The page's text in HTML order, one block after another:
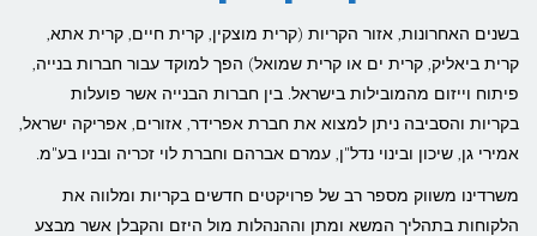
בשנים האחרונות, אזור הקריות (קרית מוצקין, קרית חיים, קרית אתא,
קרית ביאליק, קרית ים או קרית שמואל) הפך למוקד עבור חברות בנייה,
פיתוח וייזום מהמובילות בישראל. בין חברות הבנייה אשר פועלות
בקריות והסביבה ניתן למצוא את חברת אפרידר, אזורים, אפריקה ישראל,
אמירי גן, שיכון ובינוי נדל"ן, עמרם אברהם וחברת לוי זכריה ובניו בע"מ.
משרדינו משווק מספר רב של פרויקטים חדשים בקריות ומלווה את
הלקוחות בתהליך המשא ומתן וההנהלות מול היזם והקבלן אשר מבצע